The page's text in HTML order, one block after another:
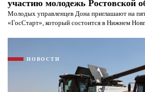
участию молодежь Ростовской
Молодых управленцев Дона приглашают на
«ГосСтарт», который состоится в Нижнем
НОВОСТИ